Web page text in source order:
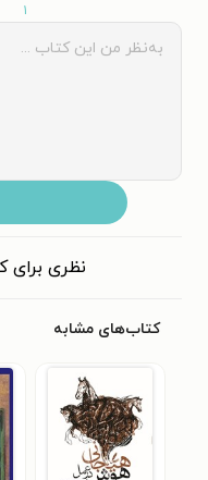
۱
نظری
کتاب‌های مشابه